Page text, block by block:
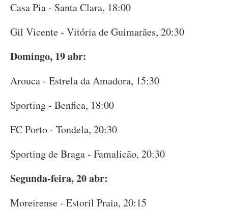
Casa Pia - Santa Clara, 18:00
Gil Vicente - Vitória de Guimarães, 20:30
Domingo, 19 abr:
Arouca - Estrela da Amadora, 15:30
Sporting - Benfica, 18:00
FC Porto - Tondela, 20:30
Sporting de Braga - Famalicão, 20:30
Segunda-feira, 20 abr:
Moreirense - Estoril Praia, 20:15